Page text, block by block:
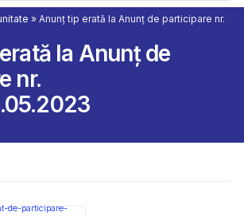
» Anunț tip erată la Anunț de participare nr.
la Anunț de
nr.
de-participare-